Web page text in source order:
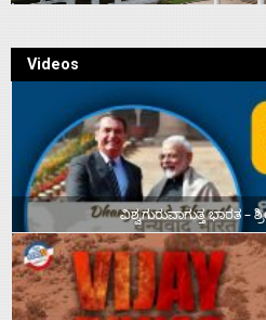
Videos
ವಿಶ್ವಗುರುವಾಗುತ್ತ ಭಾರತ –